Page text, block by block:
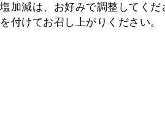
塩加減は、お好みで調整してくだ
を付けてお召し上がりください。